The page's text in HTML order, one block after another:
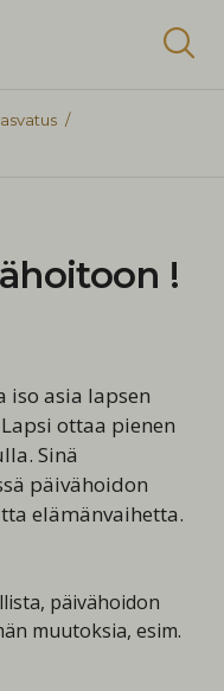
!
iso asia lapsen
ottaa pienen
Sinä
päivähoidon
elämänvaihetta.
päivähoidon
muutoksia, esim.